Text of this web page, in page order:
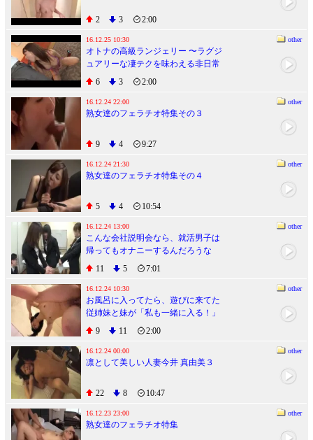
2 3 2:00
16.12.25 10:30 other
オトナの高級ランジェリー 〜ラグジ
ュアリーな凄テクを味わえる非日常
のスイートタイム〜
6 3 2:00
16.12.24 22:00 other
熟女達のフェラチオ特集その３
9 4 9:27
16.12.24 21:30 other
熟女達のフェラチオ特集その４
5 4 10:54
16.12.24 13:00 other
こんな会社説明会なら、就活男子は
帰ってもオナニーするんだろうな
11
5 7:01
16.12.24 10:30 other
お風呂に入ってたら、遊びに来てた
従姉妹と妹が「私も一緒に入る！」
とやって来て、バスタブはおっぱい
とマ○コで超過密、密着チ○コで超気
持ちいいから勃起した。
9 11 2:00
16.12.24 00:00 other
凛として美しい人妻今井 真由美３
22 8 10:47
16.12.23 23:00 other
熟女達のフェラチオ特集